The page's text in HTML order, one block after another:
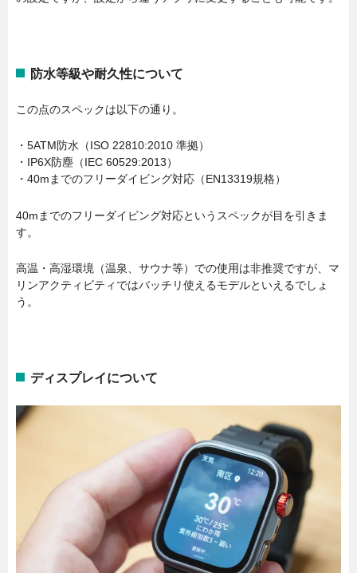
防水等級や耐久性について
この点のスペックは以下の通り。
・5ATM防水（ISO 22810:2010 準拠）
・IP6X防塵（IEC 60529:2013）
・40mまでのフリーダイビング対応（EN13319規格）
40mまでのフリーダイビング対応というスペックが目を引きま
す。
高温・高湿環境（温泉、サウナ等）での使用は非推奨ですが、マ
リンアクティビティではバッチリ使えるモデルといえるでしょ
う。
ディスプレイについて